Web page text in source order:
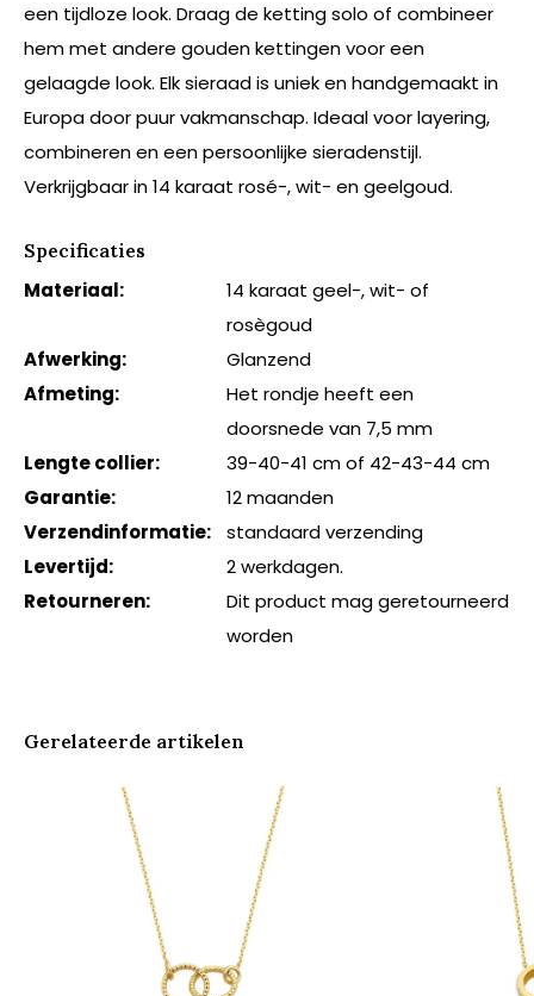
een tijdloze look. Draag de ketting solo of combineer
hem met andere gouden kettingen voor een
gelaagde look. Elk sieraad is uniek en handgemaakt in
Europa door puur vakmanschap. Ideaal voor layering,
combineren en een persoonlijke sieradenstijl.
Verkrijgbaar in 14 karaat rosé-, wit- en geelgoud.
Specificaties
Materiaal:
14 karaat geel-, wit- of
rosègoud
Afwerking:
Glanzend
Afmeting:
Het rondje heeft een
doorsnede van 7,5 mm
Lengte collier:
39-40-41 cm of 42-43-44 cm
Garantie:
12 maanden
Verzendinformatie:
standaard verzending
Levertijd:
2 werkdagen.
Retourneren:
Dit product mag geretourneerd
worden
Gerelateerde artikelen